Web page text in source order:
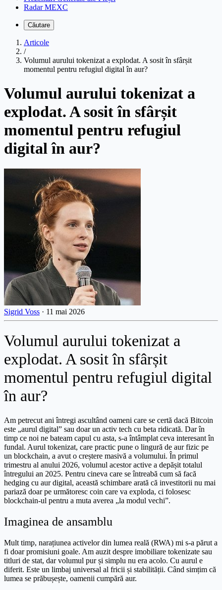
Radar MEXC
Căutare
Articole
/
Volumul aurului tokenizat a explodat. A sosit în sfârșit
momentul pentru refugiul digital în aur?
Volumul aurului tokenizat a
explodat. A sosit în sfârșit
momentul pentru refugiul
digital în aur?
Sigrid Voss · 11 mai 2026
Volumul aurului tokenizat a
explodat. A sosit în sfârșit
momentul pentru refugiul digital
în aur?
Am petrecut ani întregi ascultând oameni care se certă dacă Bitcoin
este „aurul digital” sau doar un activ tech cu beta ridicată. Dar în
timp ce noi ne bateam capul cu asta, s-a întâmplat ceva interesant în
fundal. Aurul tokenizat, care practic pune o lingură de aur fizic pe
un blockchain, a avut o creștere masivă a volumului. În primul
trimestru al anului 2026, volumul acestor active a depășit totalul
întregului an 2025. Pentru cineva care se întreabă cum să facă
hedging cu aur digital, această schimbare arată că investitorii nu mai
pariază doar pe următoresc coin care va exploda, ci folosesc
blockchain-ul pentru a muta averea „la modul vechi”.
Imaginea de ansamblu
Mult timp, narațiunea activelor din lumea reală (RWA) mi s-a părut a
fi doar promisiuni goale. Am auzit despre imobiliare tokenizate sau
titluri de stat, dar volumul pur și simplu nu era acolo. Cu aurul e
diferit. Este un limbaj universal al fricii și stabilității. Când simțim că
lumea se prăbușește, oamenii cumpără aur.